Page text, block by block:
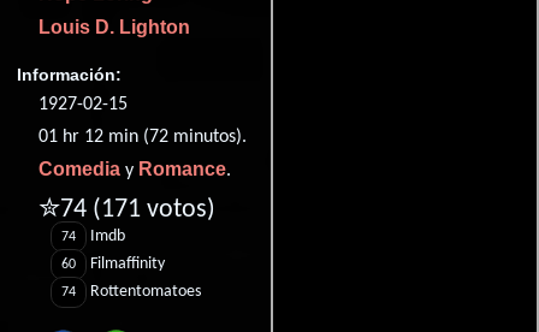
Louis D. Lighton
Información:
1927-02-15
01 hr 12 min (72 minutos).
Comedia y Romance.
✮74 (171 votos)
74 Imdb
60 Filmaffinity
74 Rottentomatoes